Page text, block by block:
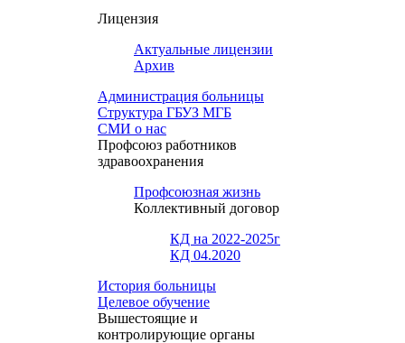
Лицензия
Актуальные лицензии
Архив
Администрация больницы
Структура ГБУЗ МГБ
СМИ о нас
Профсоюз работников
здравоохранения
Профсоюзная жизнь
Коллективный договор
КД на 2022-2025г
КД 04.2020
История больницы
Целевое обучение
Вышестоящие и
контролирующие органы